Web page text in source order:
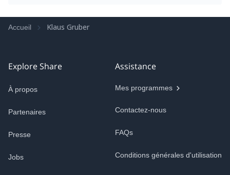
Accueil Klaus Gruber
Explore Share
À propos
Partenaires
Presse
Jobs
Assistance
Mes programmes
Contactez-nous
FAQs
Conditions générales d'utilisation